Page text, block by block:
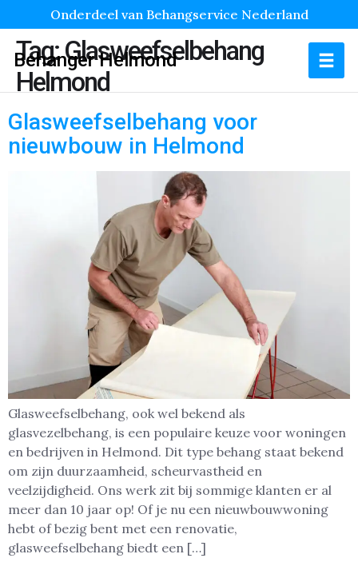
Onderdeel van Behangservice Nederland
Behanger Helmond
Tag:Glasweefselbehang
Helmond
Glasweefselbehang voor
nieuwbouw in Helmond
Glasweefselbehang, ook wel bekend als
glasvezelbehang, is een populaire keuze voor woningen
en bedrijven in Helmond. Dit type behang staat bekend
om zijn duurzaamheid, scheurvastheid en
veelzijdigheid. Ons werk zit bij sommige klanten er al
meer dan 10 jaar op! Of je nu een nieuwbouwwoning
hebt of bezig bent met een renovatie,
glasweefselbehang biedt een […]